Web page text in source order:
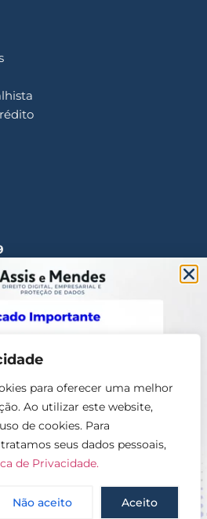
para oferecer uma melhor
Ao utilizar este website,
de cookies. Para
seus dados pessoais,
de Privacidade.
Não aceito Aceito
Paulista - CEP 01419-001 -
Direito digital, Empresarial e
de dados